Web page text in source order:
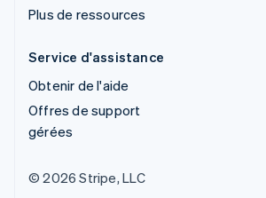
Plus de ressources
Service d'assistance
Obtenir de l'aide
Offres de support
gérées
© 2026 Stripe, LLC